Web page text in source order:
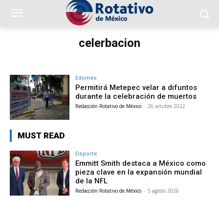
celerbacion
Edomex
Permitirá Metepec velar a difuntos
durante la celebración de muertos
Redacción Rotativo de México - 26 octubre 2022
MUST READ
Deporte
Emmitt Smith destaca a México como
pieza clave en la expansión mundial
de la NFL
Redacción Rotativo de México - 5 agosto 2026